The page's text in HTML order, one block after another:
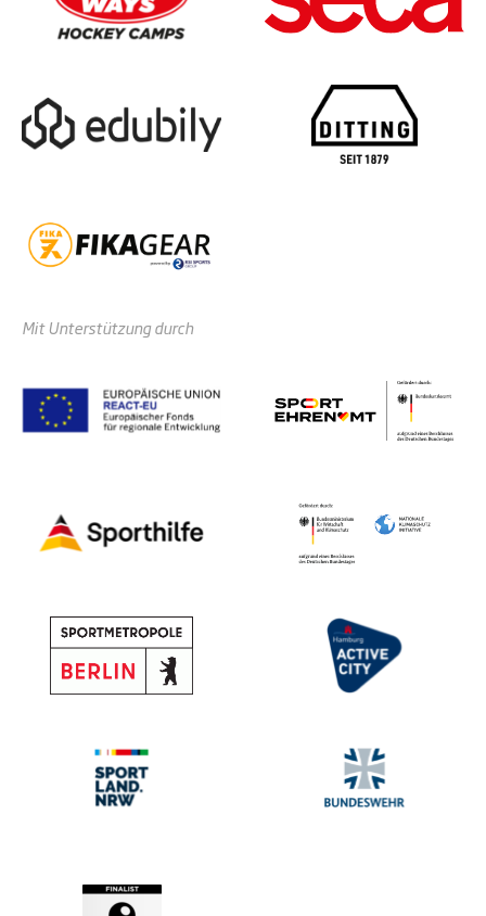
Mit Unterstützung durch